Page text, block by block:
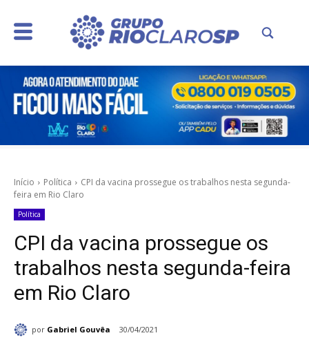
Início Política
CPI da vacina prossegue os trabalhos nesta segunda-
feira em Rio Claro
Política
CPI da vacina prossegue os
trabalhos nesta segunda-feira
em Rio Claro
por Gabriel Gouvêa 30/04/2021